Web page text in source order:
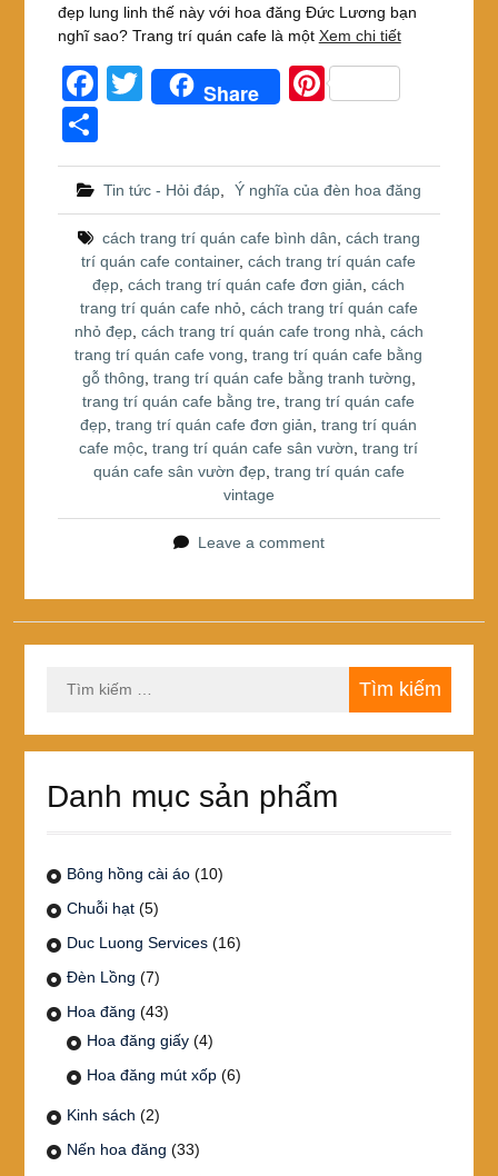
đẹp lung linh thế này với hoa đăng Đức Lương bạn
nghĩ sao? Trang trí quán cafe là một Xem chi tiết
F
a
c
e
b
o
o
k
T
tt
er
Share
Pi
er
e
st
h
ar
e
Tin tức - Hỏi đáp, Ý nghĩa của đèn hoa đăng
cách trang trí quán cafe bình dân, cách trang
trí quán cafe container,cách trang trí quán cafe
đẹp,cách trang trí quán cafe đơn giản,cách
trang trí quán cafe nhỏ, cách trang trí quán cafe
nhỏ đẹp, cách trang trí quán cafe trong nhà, cách
trang trí quán cafe vong,trang trí quán cafe bằng
gỗ thông, trang trí quán cafe bằng tranh tường,
trang trí quán cafe bằng tre,trang trí quán cafe
đẹp,trang trí quán cafe đơn giản,trang trí quán
cafe mộc,trang trí quán cafe sân vườn,trang trí
quán cafe sân vườn đẹp, trang trí quán cafe
vintage
Leave a comment
kiếm
Danh mục sản phẩm
Bông hồng cài áo (10)
Chuỗi hạt (5)
Duc Luong Services (16)
Đèn Lồng (7)
Hoa đăng (43)
Hoa đăng giấy (4)
Hoa đăng mút xốp (6)
Kinh sách (2)
Nến hoa đăng (33)